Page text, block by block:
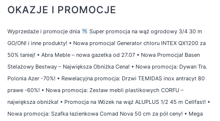
OKAZJE I PROMOCJE
Wyprzedaże i promocje dnia
Super promocja na wąż ogrodowy 3/4 30 m
GO/ON! i inne produkty! • Nowa promocja! Generator chloru INTEX QX1200 za
50% taniej! • Abra Meble – nowa gazetka od 27.07 • Nowa Promocja! Basen
Stelażowy Bestway – Największa Obniżka Cena! • Nowa promocja: Dywan Tra.
Polonia Azer -70%! • Rewelacyjna promocja: Drzwi TEMIDAS inox antracyt 80
prawe -60%! • Nowa promocja: Zestaw mebli plastikowych CORFU –
największa obniżka! • Promocja na Wózek na wąż ALUPLUS 1/2 45 m Cellfast! •
Nowa promocja: Szafka łazienkowa Comad Nova 50 cm za pół ceny! • Mega